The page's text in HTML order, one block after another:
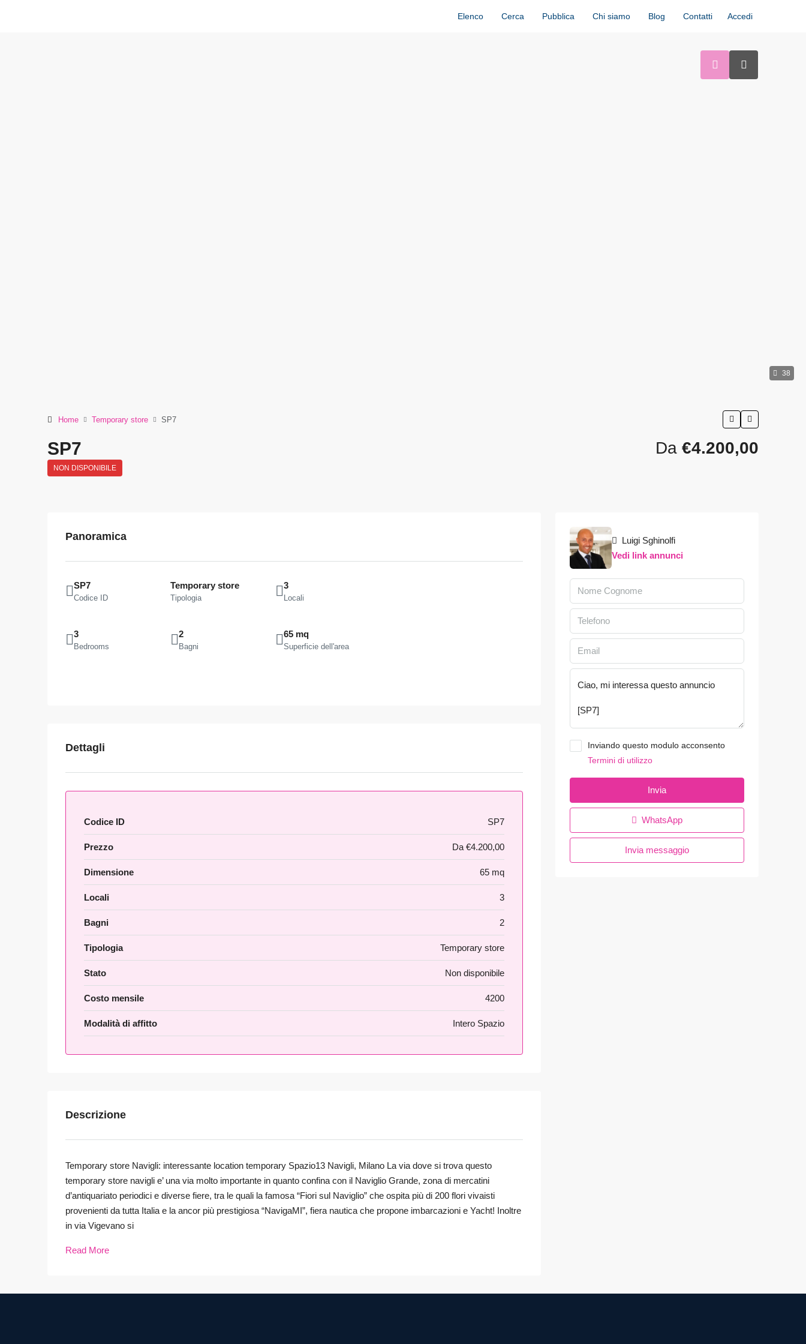
Elenco Cerca Pubblica Chi siamo Blog Contatti Accedi
38
Home Temporary store SP7
SP7
NON DISPONIBILE
Da €4.200,00
Panoramica
SP7
Codice ID
Temporary store
Tipologia
3
Locali
3
Bedrooms
2
Bagni
65 mq
Superficie dell'area
Dettagli
Codice ID SP7
Prezzo Da €4.200,00
Dimensione 65 mq
Locali 3
Bagni 2
Tipologia Temporary store
Stato Non disponibile
Costo mensile 4200
Modalità di affitto Intero Spazio
Descrizione
Temporary store Navigli: interessante location temporary Spazio13 Navigli, Milano La via dove si trova questo
temporary store navigli e’ una via molto importante in quanto confina con il Naviglio Grande, zona di mercatini
d’antiquariato periodici e diverse fiere, tra le quali la famosa “Fiori sul Naviglio” che ospita più di 200 flori vivaisti
provenienti da tutta Italia e la ancor più prestigiosa “NavigaMI”, fiera nautica che propone imbarcazioni e Yacht! Inoltre
in via Vigevano si
Read More
Luigi Sghinolfi
Vedi link annunci
Inviando questo modulo acconsento
Termini di utilizzo
Invia
WhatsApp
Invia messaggio